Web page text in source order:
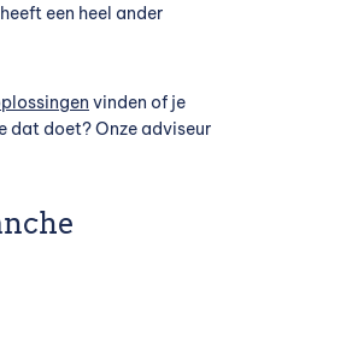
een heel ander
vinden of je
dat doet? Onze adviseur